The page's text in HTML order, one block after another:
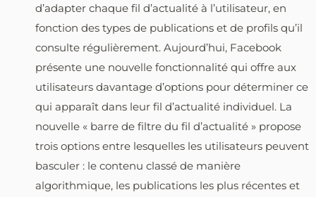
d’adapter chaque fil d’actualité à l’utilisateur, en
fonction des types de publications et de profils qu’il
consulte régulièrement. Aujourd’hui, Facebook
présente une nouvelle fonctionnalité qui offre aux
utilisateurs davantage d’options pour déterminer ce
qui apparaît dans leur fil d’actualité individuel. La
nouvelle « barre de filtre du fil d’actualité » propose
trois options entre lesquelles les utilisateurs peuvent
basculer : le contenu classé de manière
algorithmique, les publications les plus récentes et